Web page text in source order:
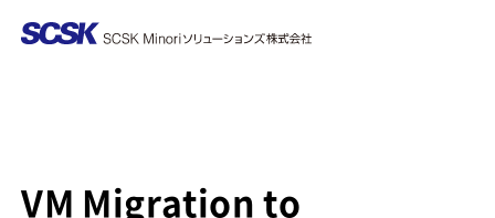
VM Migration to